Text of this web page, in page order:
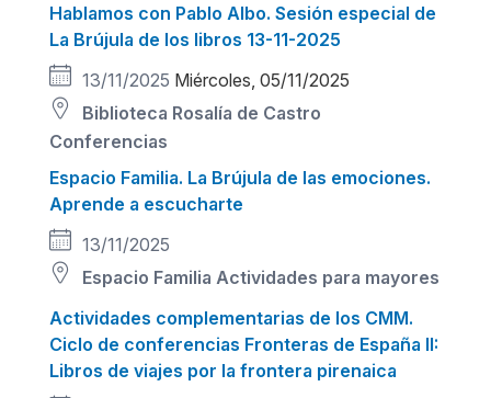
Hablamos con Pablo Albo. Sesión especial de
La Brújula de los libros 13-11-2025
13/11/2025 Miércoles, 05/11/2025
Biblioteca Rosalía de Castro
Conferencias
Espacio Familia. La Brújula de las emociones.
Aprende a escucharte
13/11/2025
Espacio Familia Actividades para mayores
Actividades complementarias de los CMM.
Ciclo de conferencias Fronteras de España II:
Libros de viajes por la frontera pirenaica